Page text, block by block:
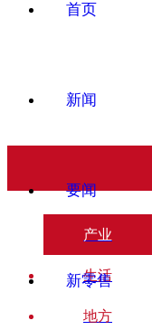
首页
新闻
要闻
新零售
产业
生活
地方